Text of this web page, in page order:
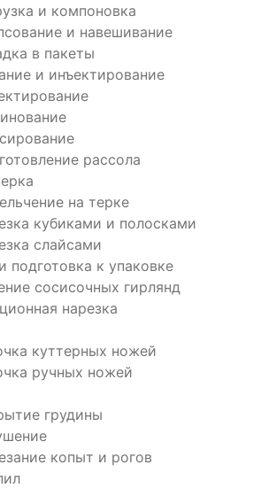
и компоновка
и навешивание
в пакеты
и инъектирование
рассола
на терке
кубиками и полосками
слайсами
подготовка к упаковке
сосисочных гирлянд
нарезка
куттерных ножей
ручных ножей
грудины
копыт и рогов